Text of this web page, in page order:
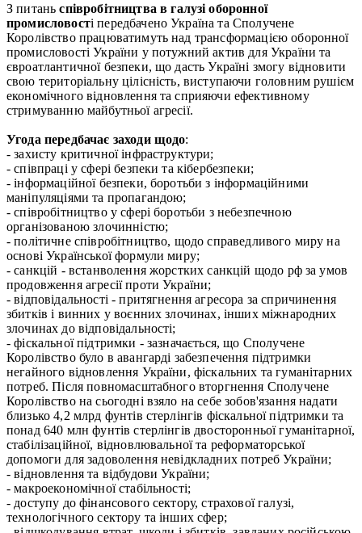
З питаньспівробітництва в галузі оборонної
промисловості передбачено Україна та Сполучене
Королівство працюватимуть над трансформацією оборонної
промисловості України у потужний актив для України та
євроатлантичної безпеки, що дасть Україні змогу відновити
свою територіальну цілісність, виступаючи головним рушієм
економічного відновлення та сприяючи ефективному
стримуванню майбутньої агресії.
Угода передбачає заходи щодо:
- захисту критичної інфраструктури;
- співпраці у сфері безпеки та кібербезпеки;
- інформаційної безпеки, боротьби з інформаційними
маніпуляціями та пропагандою;
- співробітництво у сфері боротьби з небезпечною
організованою злочинністю;
- політичне співробітництво, щодо справедливого миру на
основі Української формули миру;
- санкцій - встанволення жорстких санкцій щодо рф за умов
продовження агресії проти України;
- відповідальності - притягнення агресора за спричинення
збитків і винних у воєнних злочинах, інших міжнародних
злочинах до відповідальності;
- фіскальної підтримки - зазначається, що Сполучене
Королівство було в авангарді забезпечення підтримки
негайного відновлення України, фіскальних та гуманітарних
потреб. Після повномасштабного вторгнення Сполучене
Королівство на сьогодні взяло на себе зобов'язання надати
близько 4,2 млрд фунтів стерлінгів фіскальної підтримки та
понад 640 млн фунтів стерлінгів двосторонньої гуманітарної,
стабілізаційної, відновлювальної та реформаторської
допомоги для задоволення невідкладних потреб України;
- відновлення та відбудови України;
- макроекономічної стабільності;
- доступу до фінансового сектору, страхової галузі,
технологічного сектору та інших сфер;